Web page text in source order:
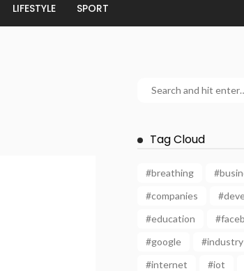
LIFESTYLE SPORT
Tag Cloud
#breathing
#companies
#education
#google
#industry
#internet
#iot